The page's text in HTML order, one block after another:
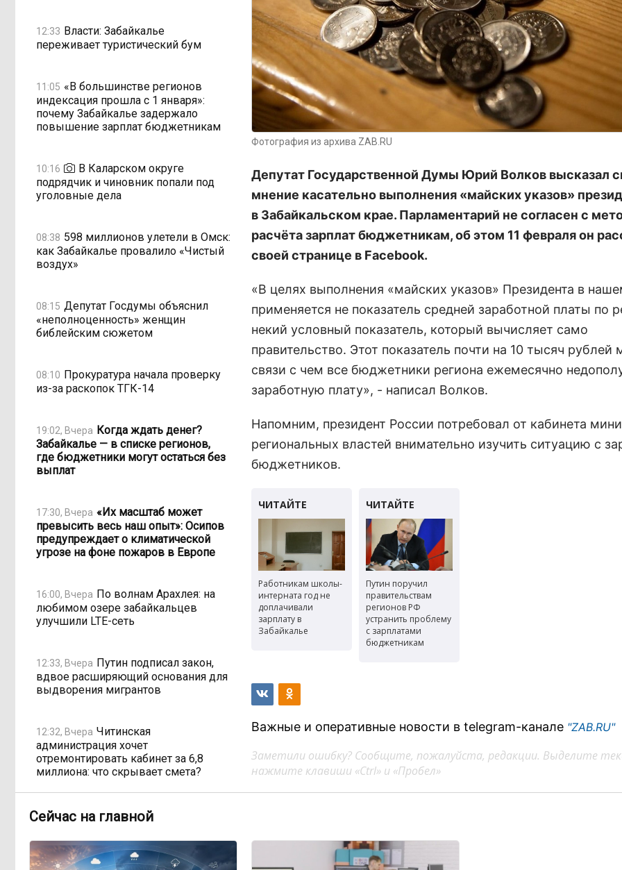
12:33 Власти: Забайкалье
переживает туристический бум
11:05 «В большинстве регионов
индексация прошла с 1 января»:
почему Забайкалье задержало
повышение зарплат бюджетникам
10:16
В Каларском округе
подрядчик и чиновник попали под
уголовные дела
08:38 598 миллионов улетели в Омск:
как Забайкалье провалило «Чистый
воздух»
08:15 Депутат Госдумы объяснил
«неполноценность» женщин
библейским сюжетом
08:10 Прокуратура начала проверку
из-за раскопок ТГК-14
19:02, Вчера Когда ждать денег?
Забайкалье — в списке регионов,
где бюджетники могут остаться без
выплат
17:30, Вчера «Их масштаб может
превысить весь наш опыт»: Осипов
предупреждает о климатической
угрозе на фоне пожаров в Европе
16:00, Вчера По волнам Арахлея: на
любимом озере забайкальцев
улучшили LTE-сеть
12:33, Вчера Путин подписал закон,
вдвое расширяющий основания для
выдворения мигрантов
12:32, Вчера Читинская
администрация хочет
отремонтировать кабинет за 6,8
миллиона: что скрывает смета?
11:47, Вчера
«Нефтемаркет» отвечает:
изложили ситуацию с топливным
кризисом
Фотография из архива ZAB.RU
Депутат Государственной Думы Юрий Волков высказал
мнение касательно выполнения «майских указов»
в Забайкальском крае. Парламентарий не согласен с
расчёта зарплат бюджетникам, об этом 11 февраля он
своей странице в Facebook.
«В целях выполнения «майских указов» Президента в
применяется не показатель средней заработной платы по
некий условный показатель, который вычисляет само
правительство. Этот показатель почти на 10 тысяч рублей
связи с чем все бюджетники региона ежемесячно
заработную плату», - написал Волков.
Напомним, президент России потребовал от кабинета
региональных властей внимательно изучить ситуацию с
бюджетников.
Работникам школы-
интерната год не
доплачивали
зарплату в
Забайкалье
Путин поручил
правительствам
регионов РФ
устранить проблему
с зарплатами
бюджетникам
Важные и оперативные новости в telegram-канале "ZAB.RU"
Заметили ошибку? Сообщите, пожалуйста, редакции. Выделите
нажмите клавиши «Ctrl» и «Пробел»
Сейчас на главной